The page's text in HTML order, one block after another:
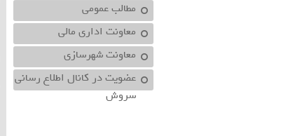
مطالب عمومی
معاونت اداري مالي
معاونت شهرسازي
عضویت در کانال اطلاع رسانی
سروش